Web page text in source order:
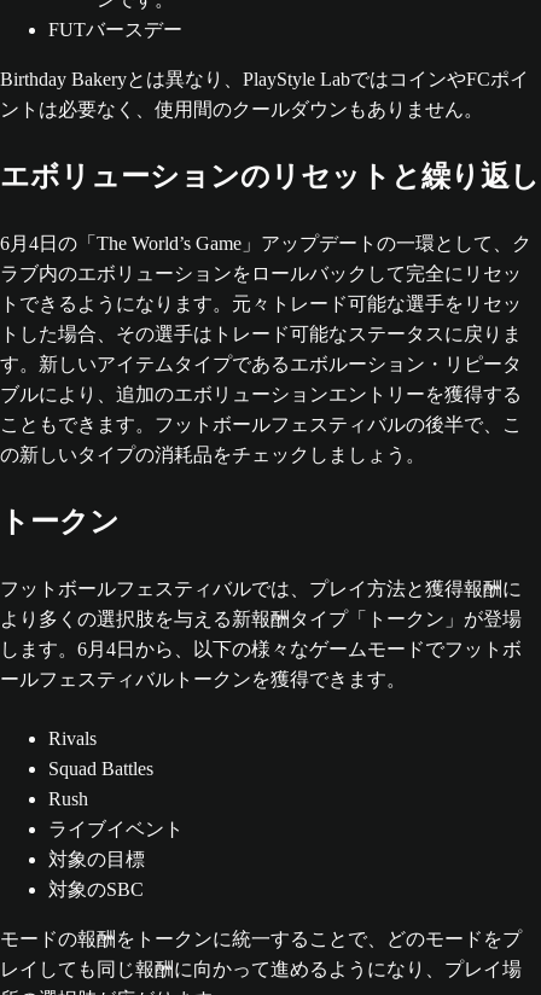
FUTバースデー
Birthday Bakeryとは異なり、PlayStyle LabではコインやFCポイ
ントは必要なく、使用間のクールダウンもありません。
エボリューションのリセットと繰り返し
6月4日の「The World’s Game」アップデートの一環として、ク
ラブ内のエボリューションをロールバックして完全にリセッ
トできるようになります。元々トレード可能な選手をリセッ
トした場合、その選手はトレード可能なステータスに戻りま
す。新しいアイテムタイプであるエボルーション・リピータ
ブルにより、追加のエボリューションエントリーを獲得する
こともできます。フットボールフェスティバルの後半で、こ
の新しいタイプの消耗品をチェックしましょう。
トークン
フットボールフェスティバルでは、プレイ方法と獲得報酬に
より多くの選択肢を与える新報酬タイプ「トークン」が登場
します。6月4日から、以下の様々なゲームモードでフットボ
ールフェスティバルトークンを獲得できます。
Rivals
Squad Battles
Rush
ライブイベント
対象の目標
対象のSBC
モードの報酬をトークンに統一することで、どのモードをプ
レイしても同じ報酬に向かって進めるようになり、プレイ場